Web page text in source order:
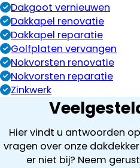
Dakgoot vernieuwen
Dakkapel renovatie
Dakkapel reparatie
Golfplaten vervangen
Nokvorsten renovatie
Nokvorsten reparatie
Zinkwerk
Hier vindt u antwoorden
vragen over onze
er niet bij? Neem